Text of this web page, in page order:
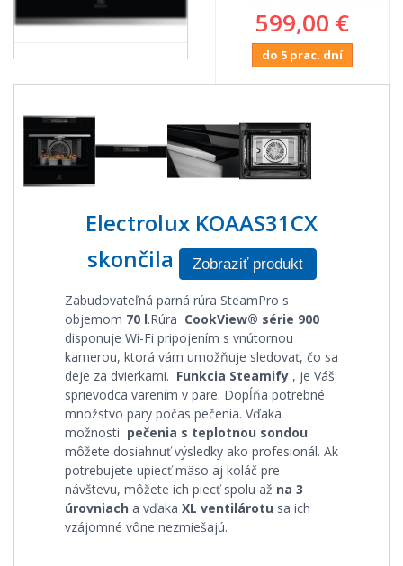
599,00 €
do 5 prac. dní
Electrolux KOAAS31CX
skončila
Zobraziť produkt
Zabudovateľná parná rúra SteamPro s
objemom 70 l.Rúra CookView® série 900
disponuje Wi-Fi pripojením s vnútornou
kamerou, ktorá vám umožňuje sledovať, čo sa
deje za dvierkami. Funkcia Steamify , je Váš
sprievodca varením v pare. Dopĺňa potrebné
množstvo pary počas pečenia. Vďaka
možnosti pečenia s teplotnou sondou
môžete dosiahnuť výsledky ako profesionál. Ak
potrebujete upiecť mäso aj koláč pre
návštevu, môžete ich piecť spolu až na 3
úrovniach a vďaka XL ventilárotu sa ich
vzájomné vône nezmiešajú.